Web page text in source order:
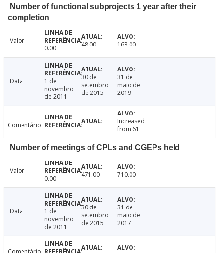
Number of functional subprojects 1 year after their
completion
Valor
0.00
48.00 163.00
Data
1 de
novembro
de 2011
30 de
setembro
de 2015
31 de
maio de
2019
Comentário
Increased
from 61
Number of meetings of CPLs and CGEPs held
Valor
0.00
471.00 710.00
Data
1 de
novembro
de 2011
30 de
setembro
de 2015
31 de
maio de
2017